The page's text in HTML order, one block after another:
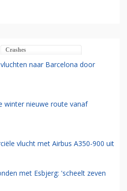
Crashes
naar Barcelona door
winter nieuwe route vanaf
vlucht met Airbus A350-900 uit
met Esbjerg: 'scheelt zeven